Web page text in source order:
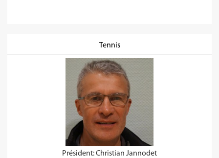
Tennis
Président: Christian Jannodet